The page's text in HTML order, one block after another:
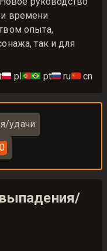
времени
опыта,
так и для
🇵🇱 pl🇵🇹🇧🇷 pt🇷🇺 ru🇨🇳 cn
удачи
0